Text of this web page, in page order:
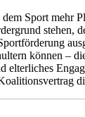
Sport mehr
können –